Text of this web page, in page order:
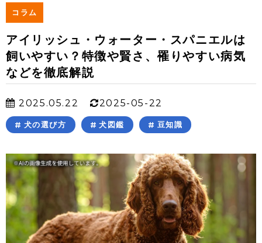
コラム
アイリッシュ・ウォーター・スパニエルは
飼いやすい？特徴や賢さ、罹りやすい病気
などを徹底解説
2025.05.22 2025-05-22
犬の選び方 犬図鑑 豆知識